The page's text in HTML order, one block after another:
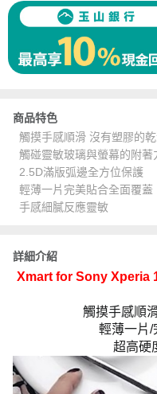
商品特色
觸摸手感順滑 沒有塑膠的
觸碰靈敏玻璃與螢幕的附著
2.5D滿版弧邊全方位保護
輕薄一片完美貼合全面覆蓋
手感細膩反應靈敏
詳細介紹
Xmart for Sony Xperia
觸摸手感順
輕薄一片/
超高硬